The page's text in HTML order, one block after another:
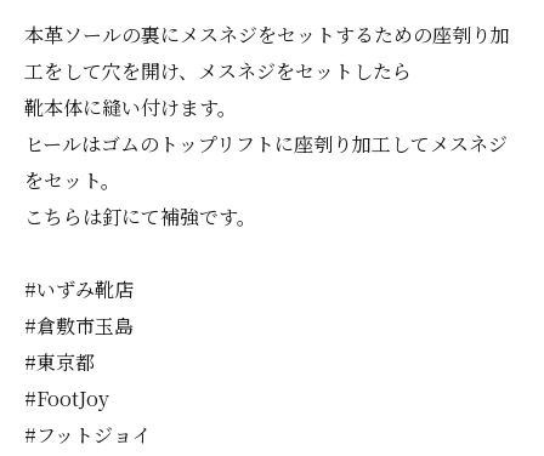
本革ソールの裏にメスネジをセットするための座刳り加
工をして穴を開け、メスネジをセットしたら
靴本体に縫い付けます。
ヒールはゴムのトップリフトに座刳り加工してメスネジ
をセット。
こちらは釘にて補強です。
#いずみ靴店
#倉敷市玉島
#東京都
#FootJoy
#フットジョイ